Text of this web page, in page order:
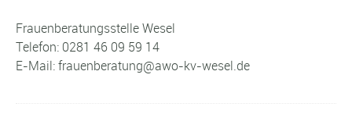
Frauenberatungsstelle Wesel
Telefon: 0281 46 09 59 14
E-Mail: frauenberatung@awo-kv-wesel.de